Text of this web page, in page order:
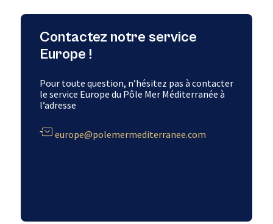
Contactez notre service
Europe !
Pour toute question, n’hésitez pas à contacter
le service Europe du Pôle Mer Méditerranée à
l’adresse
europe@polemermediterranee.com